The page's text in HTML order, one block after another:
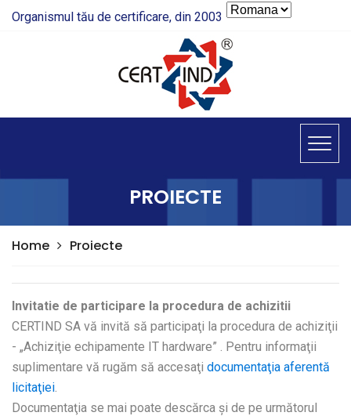
Organismul tău de certificare, din 2003
PROIECTE
Home Proiecte
Invitatie de participare la procedura de achizitii
CERTIND SA vă invită să participaţi la procedura de achiziţii
- „Achiziţie echipamente IT hardware” . Pentru informaţii
suplimentare vă rugăm să accesaţi documentaţia aferentă
licitaţiei.
Documentaţia se mai poate descărca şi de pe următorul